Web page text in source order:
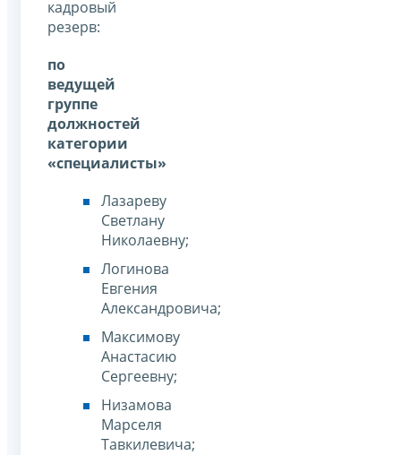
кадровый
резерв:
по
ведущей
группе
должностей
категории
«специалисты»
Лазареву
Светлану
Николаевну;
Логинова
Евгения
Александровича;
Максимову
Анастасию
Сергеевну;
Низамова
Марселя
Тавкилевича;